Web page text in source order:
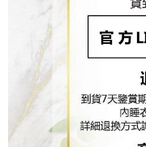
１．透過由恩沛科技股份有
權轉讓予恩沛科技股份有限
２．關於個人資料處理事宜
https://aftee.tw/terms/#terms3
３．未成年的使用者請事先
「AFTEE先享後付」，若未
任。
４．使用「AFTEE先享後付
時審查核予不同之上限額度
海外配送